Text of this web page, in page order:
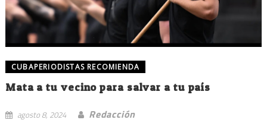
CUBAPERIODISTAS RECOMIENDA
Mata a tu vecino para salvar a tu país
agosto 8, 2024
Redacción